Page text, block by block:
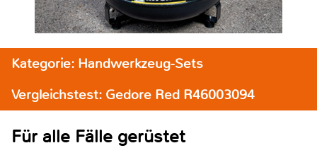
Kategorie: Handwerkzeug-Sets
Vergleichstest: Gedore Red R46003094
Für alle Fälle gerüstet